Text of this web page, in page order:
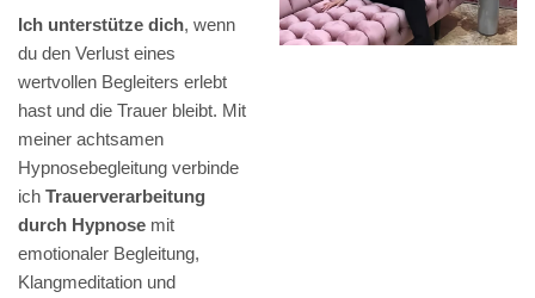
Ich unterstütze dich, wenn
du den Verlust eines
wertvollen Begleiters erlebt
hast und die Trauer bleibt. Mit
meiner achtsamen
Hypnosebegleitung verbinde
ich Trauerverarbeitung
durch Hypnose mit
emotionaler Begleitung,
Klangmeditation und